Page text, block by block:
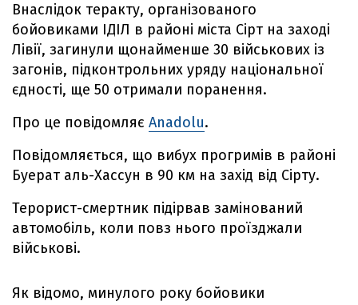
Внаслідок теракту, організованого
бойовиками ІДІЛ в районі міста Сірт на заході
Лівії, загинули щонайменше 30 військових із
загонів, підконтрольних уряду національної
єдності, ще 50 отримали поранення.
Про це повідомляє Anadolu.
Повідомляється, що вибух прогримів в районі
Буерат аль-Хассун в 90 км на захід від Сірту.
Терорист-смертник підірвав замінований
автомобіль, коли повз нього проїзджали
військові.
Як відомо, минулого року бойовики